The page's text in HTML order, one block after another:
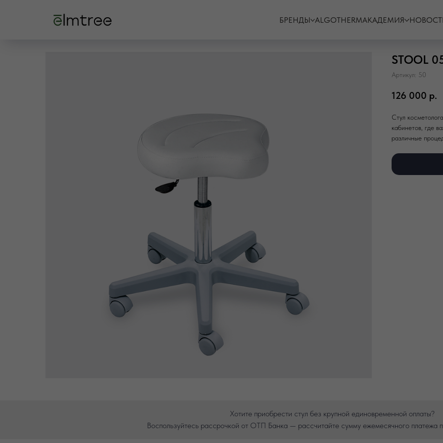
БРЕНДЫ ALGOTHERMАКАДЕМИЯ
STOOL
Артикул: 50
126 000 р.
Стул
кабинетов, где
различные
Хотите приобрести стул без крупной единовременной оплаты?
Воспользуйтесь рассрочкой от ОТП Банка — рассчитайте сумму ежемесячного платежа